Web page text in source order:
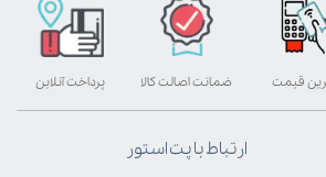
قیمت پرداخت آنلاین ضمانت اصالت کالا
ارتباط با پت استور